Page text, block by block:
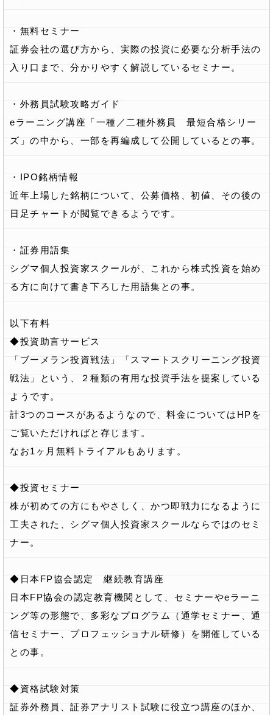
・無料セミナー
証券会社の選び方から、実際の投資に必要な分析手法の
入り口まで、分かりやすく解説しているセミナー。
・外務員試験攻略ガイド
eラーニング講座「一種／二種外務員 最短合格シリー
ズ」の中から、一部を再編成して公開しているとの事。
・IPO銘柄情報
近年上場した銘柄について、公募価格、初値、その後の
日足チャートが閲覧できるようです。
・証券用語集
シグマ個人投資家スクールが、これから株式投資を始め
る方に向けて書き下ろした用語集との事。
以下有料
◆投資助言サービス
「ブーメラン投資戦法」「スマートスクリーニング投資
戦法」という、２種類の有用な投資手法を提案している
ようです。
計3つのコースがあるようなので、料金についてはHPを
ご覧いただければと存じます。
なお1ヶ月無料トライアルもあります。
◆投資セミナー
株が初めての方にもやさしく、かつ即戦力になるように
工夫された、シグマ個人投資家スクールならではのセミ
ナー。
◆日本FP協会認定 継続教育講座
日本FP協会の認定教育機関として、セミナーやeラーニ
ング等の形態で、多彩なプログラム（通学セミナー、通
信セミナー、プロフェッショナル研修）を開催している
との事。
◆資格試験対策
証券外務員、証券アナリスト試験に役立つ講座のほか、